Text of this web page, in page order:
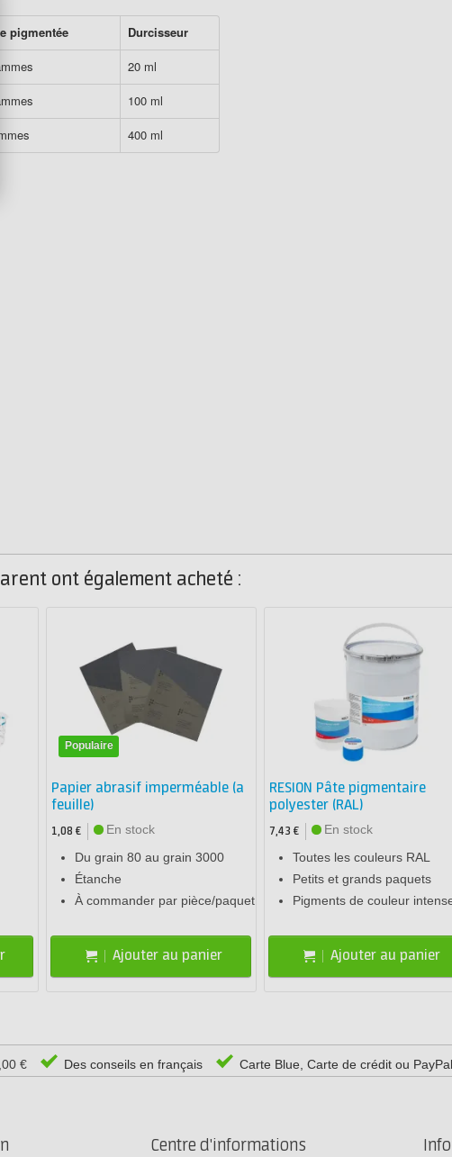
pigmentée
Durcisseur
20 ml
100 ml
400 ml
ont également acheté :
Populaire
Papier abrasif imperméable (a
feuille)
1,08 €
En stock
Du grain 80 au grain 3000
Étanche
À commander par pièce/paquet
Ajouter au panier
RESION Pâte pigmentaire
polyester (RAL)
7,43 €
En stock
Toutes les couleurs RAL
Petits et grands paquets
Pigments de couleur
Ajouter au panier
€ Des conseils en français Carte Blue, Carte de crédit ou PayPal
Centre d'informations